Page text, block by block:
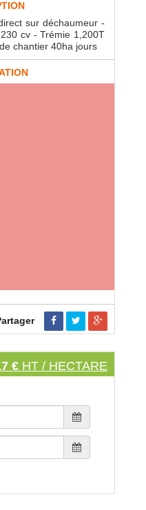
sur déchaumeur -
cv - Trémie 1,200T
chantier 40ha jours
€ HT / HECTARE